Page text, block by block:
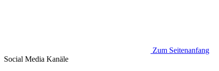
Zum Seitenanfang
Social Media Kanäle